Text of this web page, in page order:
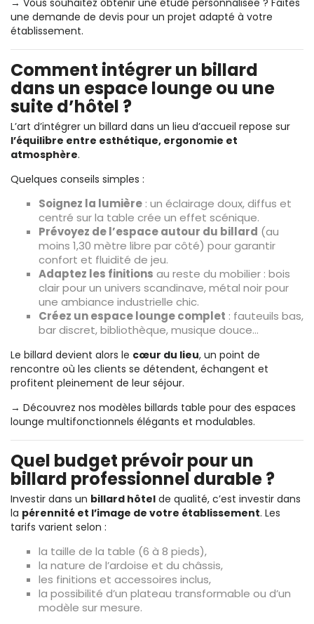
une demande de devis pour un projet adapté à votre
établissement.
Comment intégrer un billard
dans un espace lounge ou une
suite d’hôtel ?
L’art d’intégrer un billard dans un lieu d’accueil repose sur
l’équilibre entre esthétique, ergonomie et
atmosphère.
Quelques conseils simples :
Soignez la lumière : un éclairage doux, diffus et
centré sur la table crée un effet scénique.
Prévoyez de l’espace autour du billard (au
moins 1,30 mètre libre par côté) pour garantir
confort et fluidité de jeu.
Adaptez les finitions au reste du mobilier : bois
clair pour un univers scandinave, métal noir pour
une ambiance industrielle chic.
Créez un espace lounge complet : fauteuils bas,
bar discret, bibliothèque, musique douce…
Le billard devient alors le cœur du lieu, un point de
rencontre où les clients se détendent, échangent et
profitent pleinement de leur séjour.
→ Découvrez nos modèles billards table pour des espaces
lounge multifonctionnels élégants et modulables.
Quel budget prévoir pour un
billard professionnel durable ?
Investir dans un billard hôtel de qualité, c’est investir dans
la pérennité et l’image de votre établissement. Les
tarifs varient selon :
la taille de la table (6 à 8 pieds),
la nature de l’ardoise et du châssis,
les finitions et accessoires inclus,
la possibilité d’un plateau transformable ou d’un
modèle sur mesure.